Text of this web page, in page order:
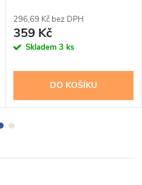
296,69 Kč bez DPH
359 Kč
Skladem 3 ks
DO KOŠÍKU